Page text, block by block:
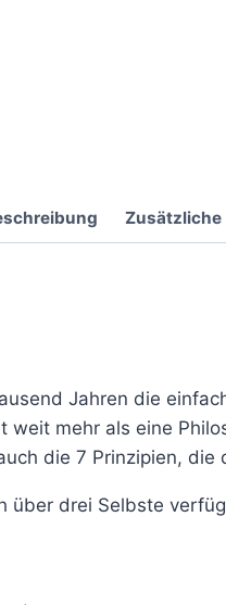
Zusätzliche
Jahren die
weit mehr als eine
die 7 Prinzipien, die
drei Selbste